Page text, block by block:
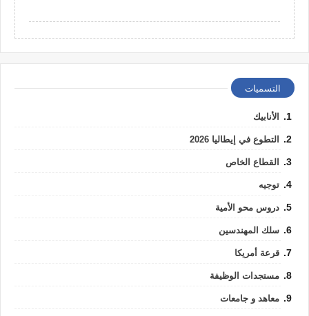
التسميات
الأنابيك
التطوع في إيطاليا 2026
القطاع الخاص
توجيه
دروس محو الأمية
سلك المهندسين
قرعة أمريكا
مستجدات الوظيفة
معاهد و جامعات